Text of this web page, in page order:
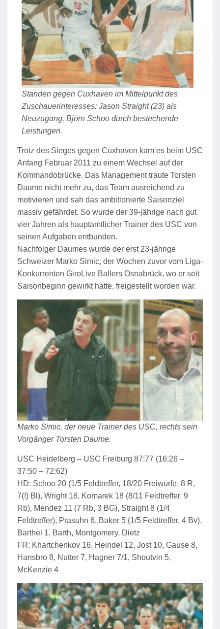
Standen gegen Cuxhaven im Mittelpunkt des
Zuschauerinteresses: Jason Straight (23) als
Neuzugang, Björn Schoo durch bestechende
Leistungen.
Trotz des Sieges gegen Cuxhaven kam es beim USC
Anfang Februar 2011 zu einem Wechsel auf der
Kommandobrücke. Das Management traute Torsten
Daume nicht mehr zu, das Team ausreichend zu
motivieren und sah das ambitionierte Saisonziel
massiv gefährdet. So wurde der 39-jährige nach gut
vier Jahren als hauptamtlicher Trainer des USC von
seinen Aufgaben entbunden.
Nachfolger Daumes wurde der erst 23-jährige
Schweizer Marko Simic, der Wochen zuvor vom Liga-
Konkurrenten GiroLive Ballers Osnabrück, wo er seit
Saisonbeginn gewirkt hatte, freigestellt worden war.
Marko Simic, der neue Trainer des USC, rechts sein
Vorgänger Torsten Daume.
USC Heidelberg – USC Freiburg 87:77 (16:26 –
37:50 – 72:62)
HD: Schoo 20 (1/5 Feldtreffer, 18/20 Freiwürfe, 8 R,
7(!) Bl), Wright 18, Komarek 18 (8/11 Feldtreffer, 9
Rb), Mendez 11 (7 Rb, 3 BG), Straight 8 (1/4
Feldtreffer), Prasuhn 6, Baker 5 (1/5 Feldtreffer, 4 Bv),
Barthel 1, Barth, Montgomery, Dietz
FR: Khartchenkov 16, Heindel 12, Jost 10, Gause 8,
Hansbro 8, Nutter 7, Hagner 7/1, Shoutvin 5,
McKenzie 4